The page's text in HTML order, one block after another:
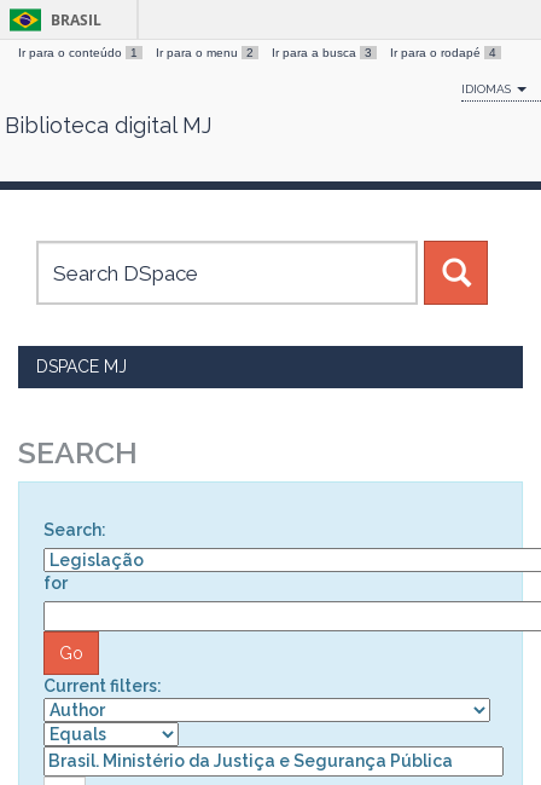
Skip
BRASIL
Ir para o conteúdo 1 Ir para o menu 2 Ir para a busca 3 Ir para o rodapé 4
IDIOMAS
Biblioteca digital MJ
DSPACE MJ
SEARCH
Search:
for
Current filters: